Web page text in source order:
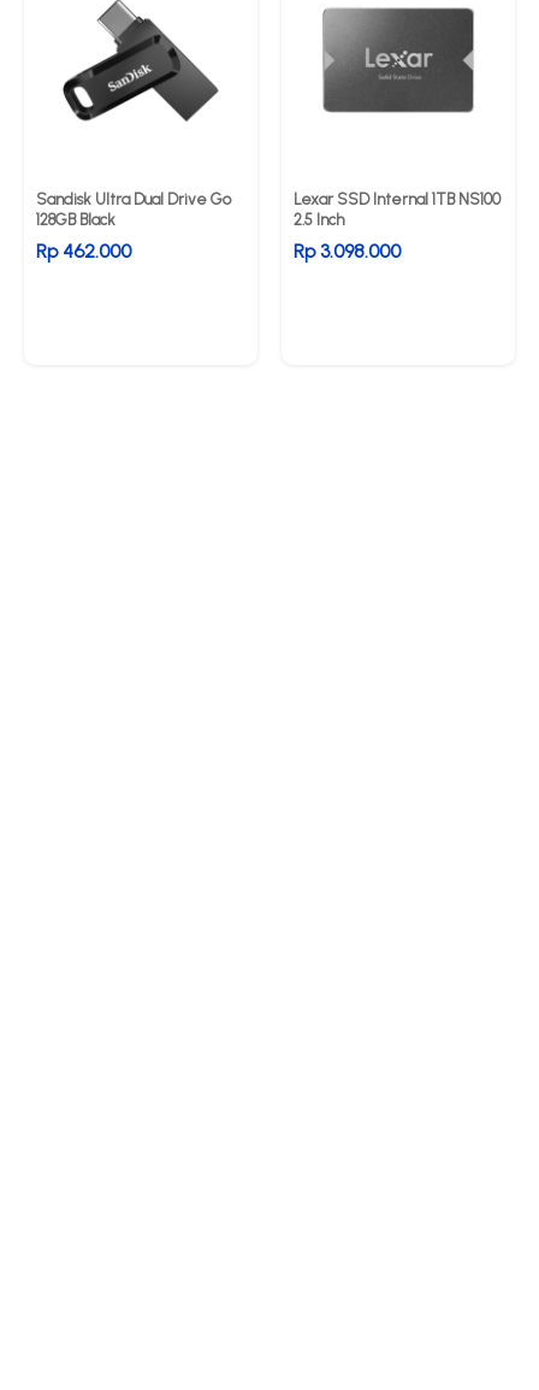
Sandisk Ultra Dual Drive Go
128GB Black
Rp 462.000
Lexar SSD Internal 1TB NS100
2.5 Inch
Rp 3.098.000